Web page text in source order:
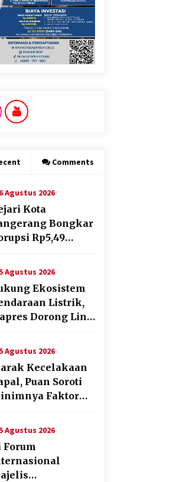
Sampaikan
KUA PPAS 2027,
Ditarget Rp2,03
Lebih Dekat: H.
Warga Pamulang
Comments
6 Agustus 2026
Kota
Bongkar
Rp5,49
Fiktif, Eks
Angkasa Pura
Ditahan
Agustus 2026
Ekosistem
Listrik,
Dorong Link
Agustus 2026
Kecelakaan
Puan Soroti
Faktor
Laut
Agustus 2026
Forum